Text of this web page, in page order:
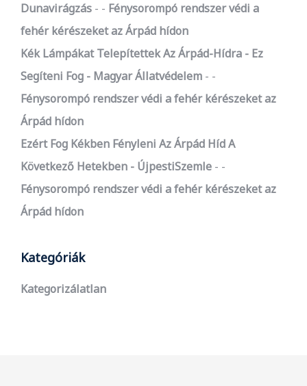
Dunavirágzás
- Fénysorompó rendszer védi a
fehér kérészeket az Árpád hídon
Kék Lámpákat Telepítettek Az Árpád-Hídra - Ez
Segíteni Fog - Magyar Állatvédelem
-
Fénysorompó rendszer védi a fehér kérészeket az
Árpád hídon
Ezért Fog Kékben Fényleni Az Árpád Híd A
Következő Hetekben - ÚjpestiSzemle
-
Fénysorompó rendszer védi a fehér kérészeket az
Árpád hídon
Kategóriák
Kategorizálatlan